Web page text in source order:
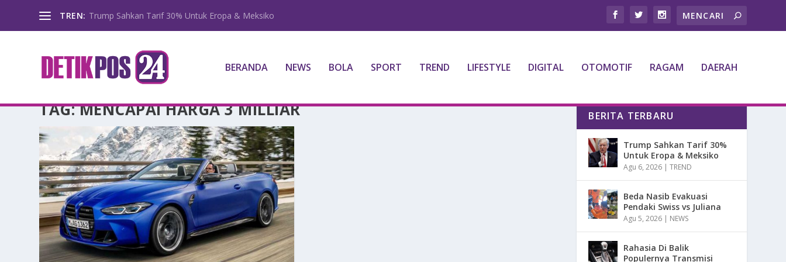
TREN: Trump Sahkan Tarif 30% Untuk Eropa & Meksiko
BERANDA NEWS BOLA SPORT TREND LIFESTYLE DIGITAL OTOMOTIF RAGAM DAERAH
TAG:MENCAPAI HARGA 3 MILLIAR BERITA TERBARU
Trump Sahkan Tarif 30%
Untuk Eropa & Meksiko
Agu 6, 2026 |TREND
Beda Nasib Evakuasi
Pendaki Swiss vs Juliana
Agu 5, 2026 | NEWS
Rahasia Di Balik
Populernya Transmisi